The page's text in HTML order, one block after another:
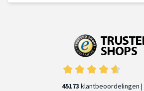
45173 klantbeoordelingen |